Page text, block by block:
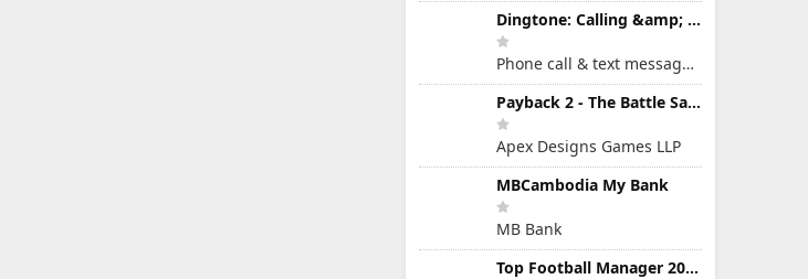
Dingtone: Calling &amp; Texting
Phone call & text message app
Payback 2 - The Battle Sandbox
Apex Designs Games LLP
MBCambodia My Bank
MB Bank
Top Football Manager 2024